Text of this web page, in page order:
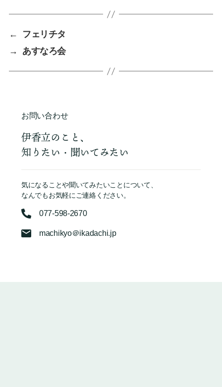
←
フェリチタ
→
あすなろ会
お問い合わせ
伊香立のこと、
知りたい・聞いてみたい
気になることや聞いてみたいことについて、
なんでもお気軽にご連絡ください。
077-598-2670
machikyo＠ikadachi.jp